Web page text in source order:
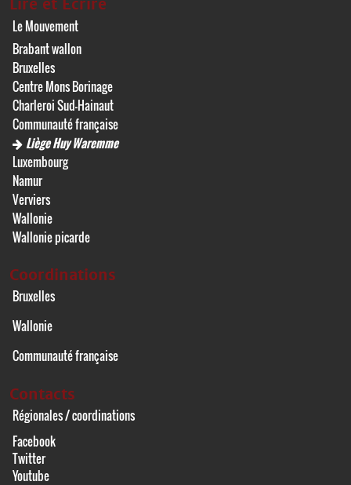
Lire et Écrire
Le Mouvement
Brabant wallon
Bruxelles
Centre Mons Borinage
Charleroi Sud-Hainaut
Communauté française
Liège Huy Waremme
Luxembourg
Namur
Verviers
Wallonie
Wallonie picarde
Coordinations
Bruxelles
Wallonie
Communauté française
Contacts
Régionales / coordinations
Facebook
Twitter
Youtube